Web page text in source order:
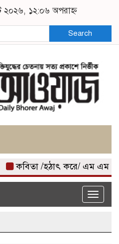
২০২৬, ১২:০৬ অপরাহ্ন
Search
কবিতা /হঠাৎ করে/ এম এম
Toggle